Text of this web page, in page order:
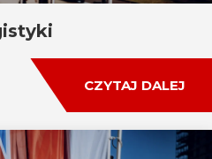
CZYTAJ DALEJ